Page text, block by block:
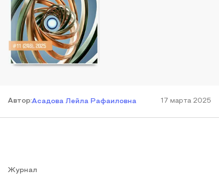
Автор:Асадова Лейла Рафаиловна 17 марта 2025
Журнал